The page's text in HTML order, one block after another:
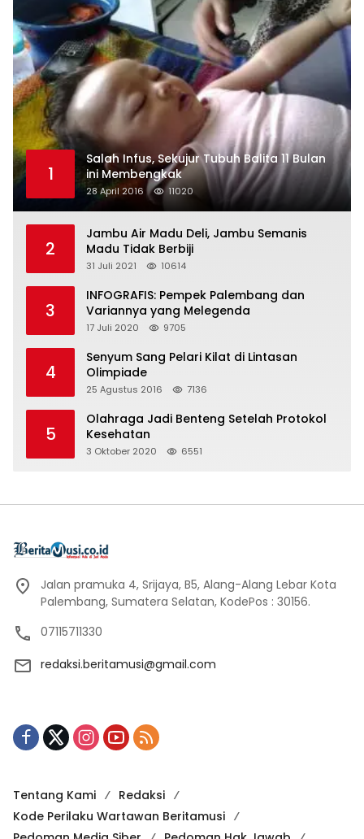
1
Salah Infus, Sekujur Tubuh Balita 11 Bulan
ini Membengkak
28 April 2016 11020
2
Jambu Air Madu Deli, Jambu Semanis
Madu Tidak Berbiji
31 Juli 2021 10614
3
INFOGRAFIS: Pempek Palembang dan
Variannya yang Melegenda
17 Juli 2020 9705
4
Senyum Sang Pelari Kilat di Lintasan
Olimpiade
25 Agustus 2016 7136
5
Olahraga Jadi Benteng Setelah Protokol
Kesehatan
3 Oktober 2020 6551
Jalan pramuka 4, Srijaya, B5, Alang-Alang Lebar Kota
Palembang, Sumatera Selatan, KodePos : 30156.
07115711330
redaksi.beritamusi@gmail.com
Tentang Kami
Redaksi
Kode Perilaku Wartawan Beritamusi